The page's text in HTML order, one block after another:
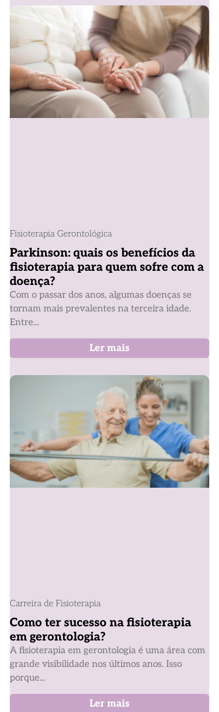
Fisioterapia Gerontológica
Parkinson: quais os benefícios da
fisioterapia para quem sofre com a
doença?
Com o passar dos anos, algumas doenças se
tornam mais prevalentes na terceira idade.
Entre...
Ler mais
Carreira de Fisioterapia
Como ter sucesso na fisioterapia
em gerontologia?
A fisioterapia em gerontologia é uma área com
grande visibilidade nos últimos anos. Isso
porque...
Ler mais